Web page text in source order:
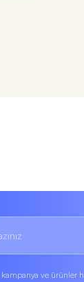
ve ürünler